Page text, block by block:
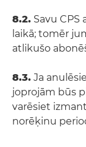
8.2. Savu
laikā; tomēr
atlikušo
8.3. Ja
joprojām būs
varēsiet
norēķinu